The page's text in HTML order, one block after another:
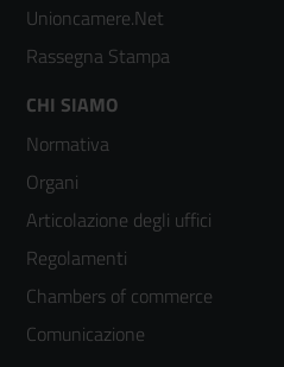
Unioncamere.Net
Rassegna Stampa
Footer
menù
colonna
3
CHI SIAMO
Normativa
Organi
Articolazione degli uffici
Regolamenti
Chambers of commerce
Comunicazione